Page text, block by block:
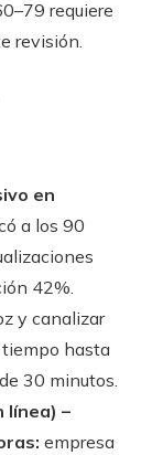
requiere
revisión.
en
a los 90
42%.
y canalizar
tiempo hasta
30 minutos.
línea) –
empresa